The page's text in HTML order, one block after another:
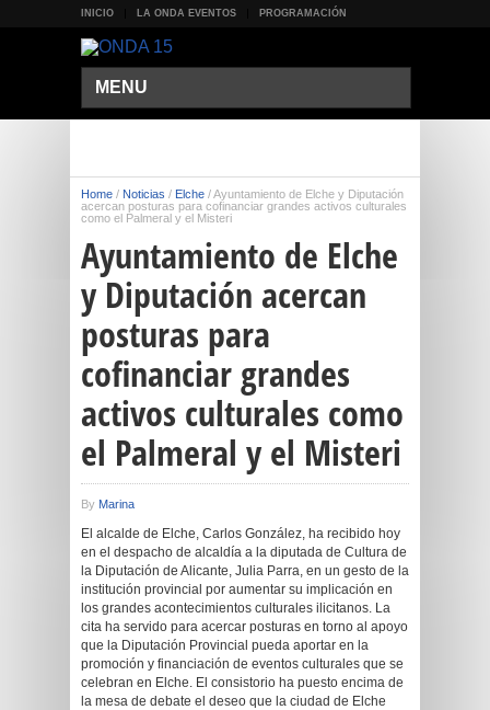
INICIO LA ONDA EVENTOS PROGRAMACIÓN
MENU
Home / Noticias / Elche /Ayuntamiento de Elche y Diputación
acercan posturas para cofinanciar grandes activos culturales
como el Palmeral y el Misteri
Ayuntamiento de Elche
y Diputación acercan
posturas para
cofinanciar grandes
activos culturales como
el Palmeral y el Misteri
By Marina
El alcalde de Elche, Carlos González, ha recibido hoy
en el despacho de alcaldía a la diputada de Cultura de
la Diputación de Alicante, Julia Parra, en un gesto de la
institución provincial por aumentar su implicación en
los grandes acontecimientos culturales ilicitanos. La
cita ha servido para acercar posturas en torno al apoyo
que la Diputación Provincial pueda aportar en la
promoción y financiación de eventos culturales que se
celebran en Elche. El consistorio ha puesto encima de
la mesa de debate el deseo que la ciudad de Elche